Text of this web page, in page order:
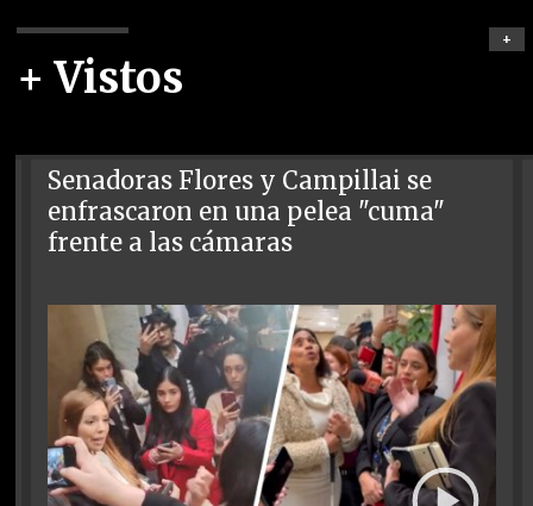
+ Vistos
+
Senadoras Flores y Campillai se
enfrascaron en una pelea "cuma"
frente a las cámaras